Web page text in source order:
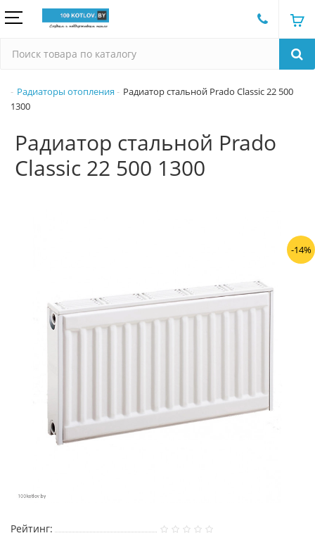
Радиаторы отопления
Радиатор стальной Prado Classic 22 500
1300
Радиатор стальной Prado
Classic 22 500 1300
-14%
Рейтинг: